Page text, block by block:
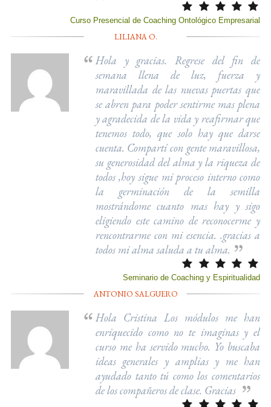
Curso Presencial de Coaching Ontológico Empresarial
LILIANA O.
Hola y gracias. Regrese del fin de
semana llena de luz, fuerza y
maravillada de las nuevas puertas que
se abren para poder sentirme mas plena
y agradecida de la vida y reafirmar que
tenemos todo, que solo hay que darse
cuenta. Compartí con gente maravillosa,
su generosidad del alma y la riqueza de
todos ,hoy sigue mi proceso interno como
la germinación de la semilla
mostrándome cuanto mas hay y sigo
eligiendo este camino de reconocerme y
rencontrarme con mi esencia. .gracias a
todos mi alma saluda a tu alma.
Seminario de Coaching y Espiritualidad
ANTONIO SALGUERO
Hola Cristina Los módulos me han
enriquecido como no te imaginas y el
curso me ha servido mucho. Yo buscaba
ideas generales y amplias y me han
ayudado tanto tú como los comentarios
de los compañeros de clase. Gracias